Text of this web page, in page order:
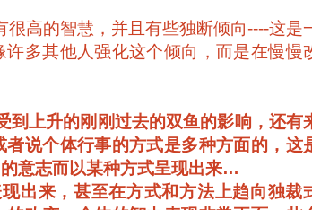
高的智慧，并且有些独断倾向----这是
多其他人强化这个倾向，而是在慢慢
到上升的刚刚过去的双鱼的影响，还有
说个体行事的方式是多种方面的，这
意志而以某种方式呈现出来…
出来，甚至在方式和方法上趋向独裁